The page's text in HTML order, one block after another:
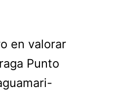
en valorar
Punto